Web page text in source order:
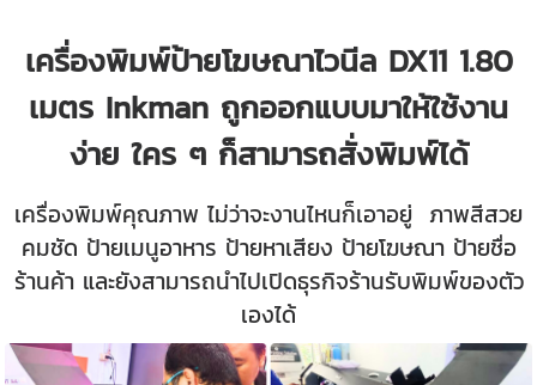
เครื่องพิมพ์ป้ายโฆษณาไวนีล DX11 1.80
เมตร Inkman ถูกออกแบบมาให้ใช้งาน
ง่าย ใคร ๆ ก็สามารถสั่งพิมพ์ได้
เครื่องพิมพ์คุณภาพ ไม่ว่าจะงานไหนก็เอาอยู่ ภาพสีสวย
คมชัด ป้ายเมนูอาหาร ป้ายหาเสียง ป้ายโฆษณา ป้ายชื่อ
ร้านค้า และยังสามารถนำไปเปิดธุรกิจร้านรับพิมพ์ของตัว
เองได้